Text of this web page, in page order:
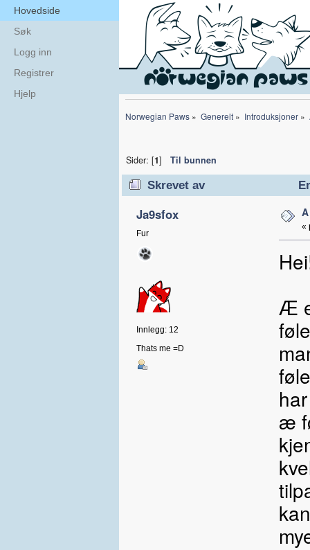
Hovedside
Søk
Logg inn
Registrer
Hjelp
Norwegian Paws » Generelt» Introduksjoner»
Sider: [1] Til bunnen
Skrevet av
Ja9sfox
Fur
Innlegg: 12
Thats me =D
«
Æ
æ